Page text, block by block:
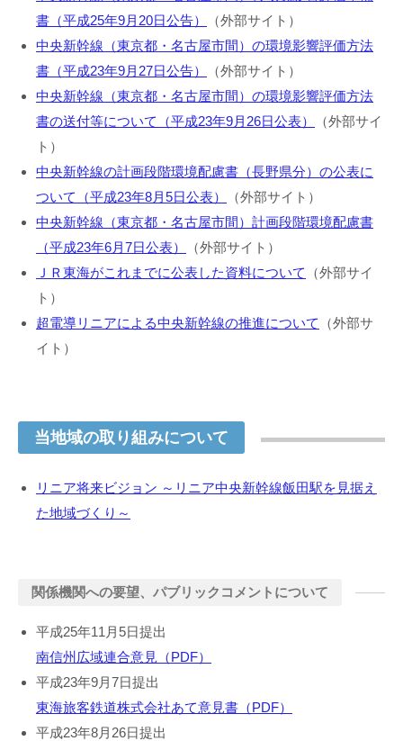
書（平成25年9月20日公告）
（外部サイト）
中央新幹線（東京都・名古屋市間）の環境影響評価方法
書（平成23年9月27日公告）
（外部サイト）
中央新幹線（東京都・名古屋市間）の環境影響評価方法
書の送付等について（平成23年9月26日公表）
（外部サイ
ト）
中央新幹線の計画段階環境配慮書（長野県分）の公表に
ついて（平成23年8月5日公表）
（外部サイト）
中央新幹線（東京都・名古屋市間）計画段階環境配慮書
（平成23年6月7日公表）
（外部サイト）
ＪＲ東海がこれまでに公表した資料について
（外部サイ
ト）
超電導リニアによる中央新幹線の推進について
（外部サ
イト）
当地域の取り組みについて
リニア将来ビジョン ～リニア中央新幹線飯田駅を見据え
た地域づくり～
関係機関への要望、パブリックコメントについて
平成25年11月5日提出
南信州広域連合意見（PDF）
平成23年9月7日提出
東海旅客鉄道株式会社あて意見書（PDF）
平成23年8月26日提出